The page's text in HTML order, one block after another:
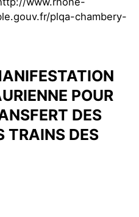
plqa-chambery-
POUR
DES
TRAINS DES